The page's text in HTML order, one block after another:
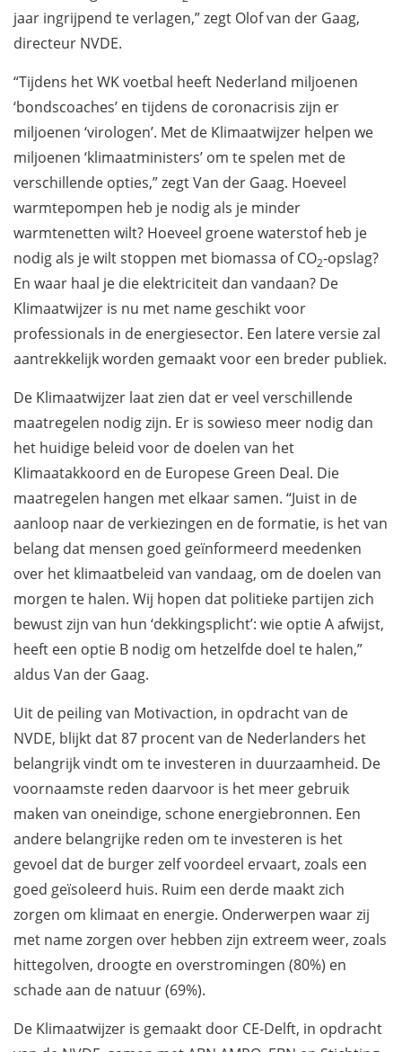
jaar ingrijpend te verlagen,” zegt Olof van der Gaag,
directeur NVDE.
“Tijdens het WK voetbal heeft Nederland miljoenen
‘bondscoaches’ en tijdens de coronacrisis zijn er
miljoenen ‘virologen’. Met de Klimaatwijzer helpen we
miljoenen ‘klimaatministers’ om te spelen met de
verschillende opties,” zegt Van der Gaag. Hoeveel
warmtepompen heb je nodig als je minder
warmtenetten wilt? Hoeveel groene waterstof heb je
nodig als je wilt stoppen met biomassa of CO2-opslag?
En waar haal je die elektriciteit dan vandaan? De
Klimaatwijzer is nu met name geschikt voor
professionals in de energiesector. Een latere versie zal
aantrekkelijk worden gemaakt voor een breder publiek.
De Klimaatwijzer laat zien dat er veel verschillende
maatregelen nodig zijn. Er is sowieso meer nodig dan
het huidige beleid voor de doelen van het
Klimaatakkoord en de Europese Green Deal. Die
maatregelen hangen met elkaar samen. “Juist in de
aanloop naar de verkiezingen en de formatie, is het van
belang dat mensen goed geïnformeerd meedenken
over het klimaatbeleid van vandaag, om de doelen van
morgen te halen. Wij hopen dat politieke partijen zich
bewust zijn van hun ‘dekkingsplicht’: wie optie A afwijst,
heeft een optie B nodig om hetzelfde doel te halen,”
aldus Van der Gaag.
Uit de peiling van Motivaction, in opdracht van de
NVDE, blijkt dat 87 procent van de Nederlanders het
belangrijk vindt om te investeren in duurzaamheid. De
voornaamste reden daarvoor is het meer gebruik
maken van oneindige, schone energiebronnen. Een
andere belangrijke reden om te investeren is het
gevoel dat de burger zelf voordeel ervaart, zoals een
goed geïsoleerd huis. Ruim een derde maakt zich
zorgen om klimaat en energie. Onderwerpen waar zij
met name zorgen over hebben zijn extreem weer, zoals
hittegolven, droogte en overstromingen (80%) en
schade aan de natuur (69%).
De Klimaatwijzer is gemaakt door CE-Delft, in opdracht